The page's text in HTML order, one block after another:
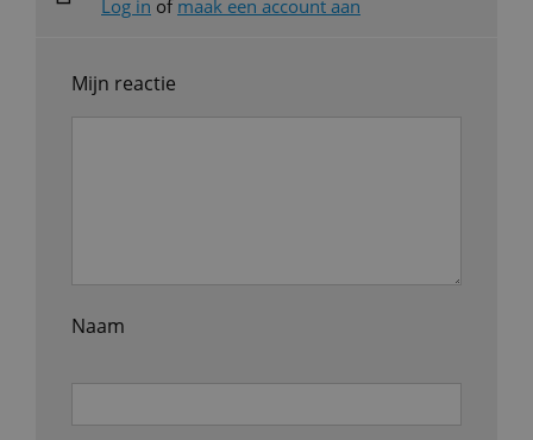
Log in of maak een account aan
Mijn reactie
Naam